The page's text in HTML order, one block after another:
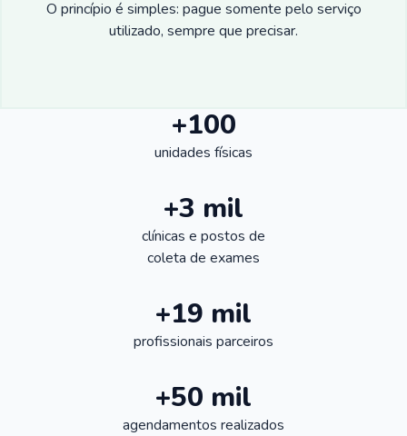
O princípio é simples: pague somente pelo serviço
utilizado, sempre que precisar.
+100
unidades físicas
+3 mil
clínicas e postos de
coleta de exames
+19 mil
profissionais parceiros
+50 mil
agendamentos realizados